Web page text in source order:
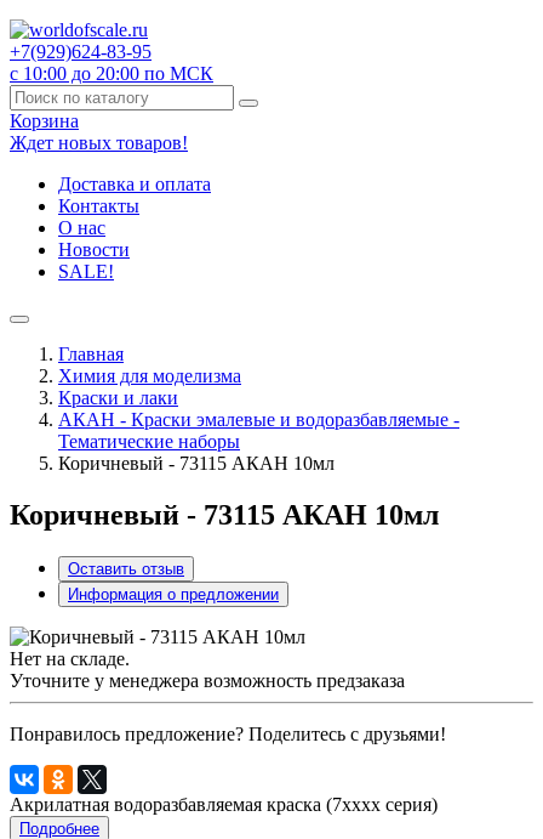
+7(929)624-83-95
с 10:00 до 20:00 по МСК
Корзина
Ждет новых товаров!
Доставка и оплата
Контакты
О нас
Новости
SALE!
Главная
Химия для моделизма
Краски и лаки
АКАН - Краски эмалевые и водоразбавляемые -
Тематические наборы
Коричневый - 73115 АКАН 10мл
Коричневый - 73115 АКАН 10мл
Оставить отзыв
Информация о предложении
Нет на складе.
Уточните у менеджера возможность предзаказа
Понравилось предложение? Поделитесь с друзьями!
Акрилатная водоразбавляемая краска (7xxxx серия)
Подробнее